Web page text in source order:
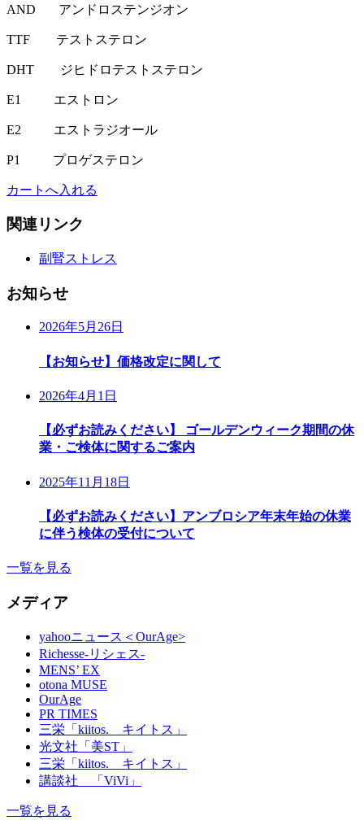
AND アンドロステンジオン
TTF テストステロン
DHT ジヒドロテストステロン
E1 エストロン
E2 エストラジオール
P1 プロゲステロン
カートへ入れる
関連リンク
副腎ストレス
お知らせ
2026年5月26日
【お知らせ】価格改定に関して
2026年4月1日
【必ずお読みください】 ゴールデンウィーク期間の休
業・ご検体に関するご案内
2025年11月18日
【必ずお読みください】アンブロシア年末年始の休業
に伴う検体の受付について
一覧を見る
メディア
yahooニュース＜OurAge>
Richesse-リシェス-
MENS’ EX
otona MUSE
OurAge
PR TIMES
三栄「kiitos. キイトス」
光文社「美ST」
三栄「kiitos. キイトス」
講談社 「ViVi」
一覧を見る